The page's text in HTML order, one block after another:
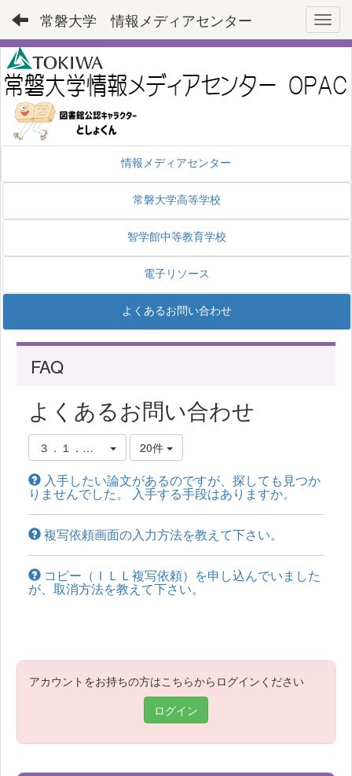
常磐大学 情報メディアセンター
情報メディアセンター
常磐大学高等学校
智学館中等教育学校
電子リソース
よくあるお問い合わせ
FAQ
よくあるお問い合わせ
３．１．資料の取り寄せ方
20件
入手したい論文があるのですが、探しても見つか
りませんでした。 入手する手段はありますか。
複写依頼画面の入力方法を教えて下さい。
コピー（ＩＬＬ複写依頼）を申し込んでいました
が、取消方法を教えて下さい。
アカウントをお持ちの方はこちらからログインください
ログイン